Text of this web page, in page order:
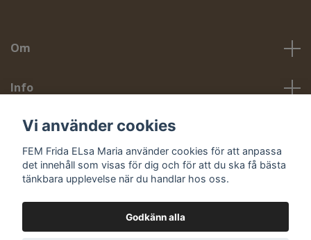
Om
Info
Sociala medier
Vi använder cookies
FEM Frida ELsa Maria använder cookies för att anpassa
det innehåll som visas för dig och för att du ska få bästa
tänkbara upplevelse när du handlar hos oss.
Godkänn alla